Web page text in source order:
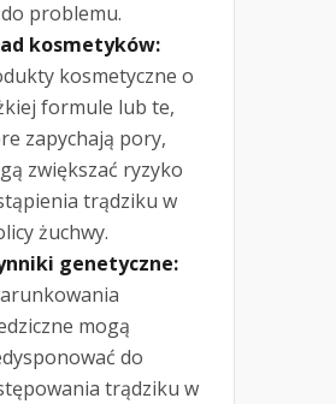
problemu.
kosmetyków:
kosmetyczne o
formule lub te,
zapychają pory,
zwiększać ryzyko
trądziku w
żuchwy.
genetyczne:
mogą
do
trądziku w